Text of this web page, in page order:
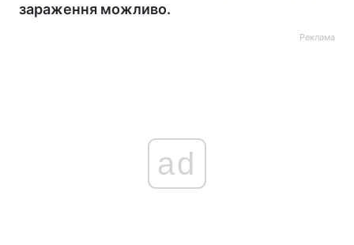
зараження можливо.
Реклама
ad